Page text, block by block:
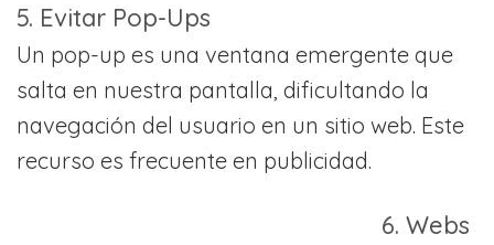
5. Evitar Pop-Ups
Un pop-up es una ventana emergente que
salta en nuestra pantalla, dificultando la
navegación del usuario en un sitio web. Este
recurso es frecuente en publicidad.
6. Webs